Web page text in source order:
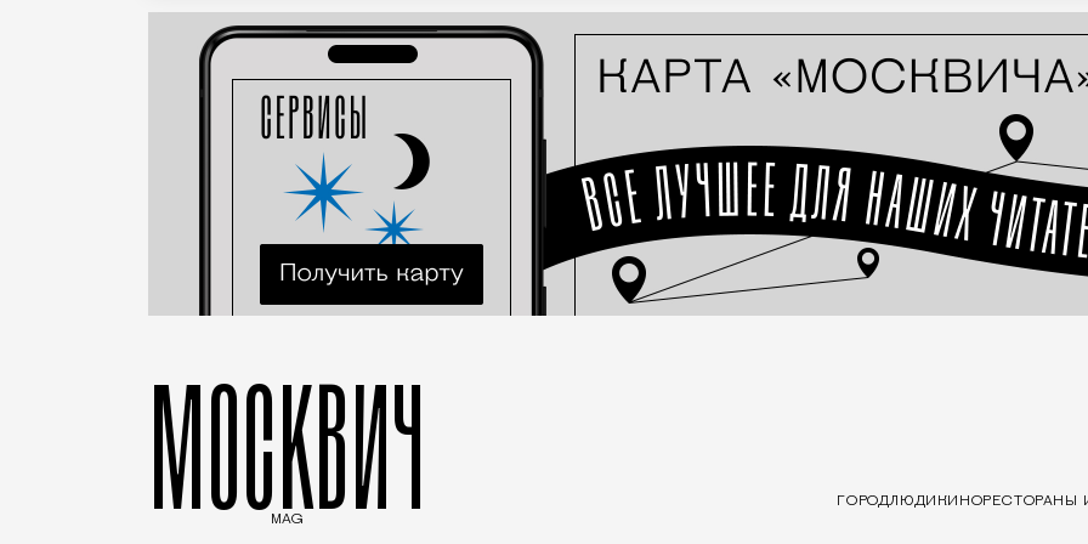
МОСКВИЧ
MAG
ГОРОДЛЮДИ КИНОРЕСТОРАНЫ